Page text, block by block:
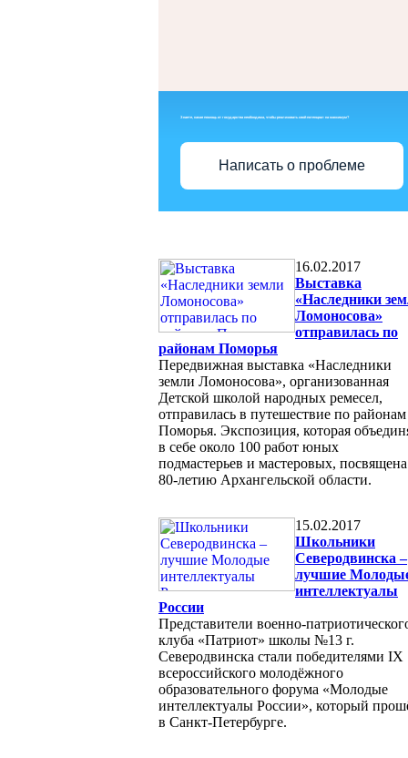
Знаете, какая помощь от государства необходима, чтобы реализовать свой потенциал на максимум?
Написать о проблеме
16.02.2017
Выставка
«Наследники
Ломоносова»
отправилась по
районам Поморья
Передвижная выставка «Наследники
земли Ломоносова», организованная
Детской школой народных ремесел,
отправилась в путешествие по районам
Поморья. Экспозиция, которая
в себе около 100 работ юных
подмастерьев и мастеровых, посвящена
80-летию Архангельской области.
15.02.2017
Школьники
Северодвинска –
лучшие
интеллектуалы
России
Представители военно-
клуба «Патриот» школы №13 г.
Северодвинска стали победителями IX
всероссийского молодёжного
образовательного форума «Молодые
интеллектуалы России», который
в Санкт-Петербурге.